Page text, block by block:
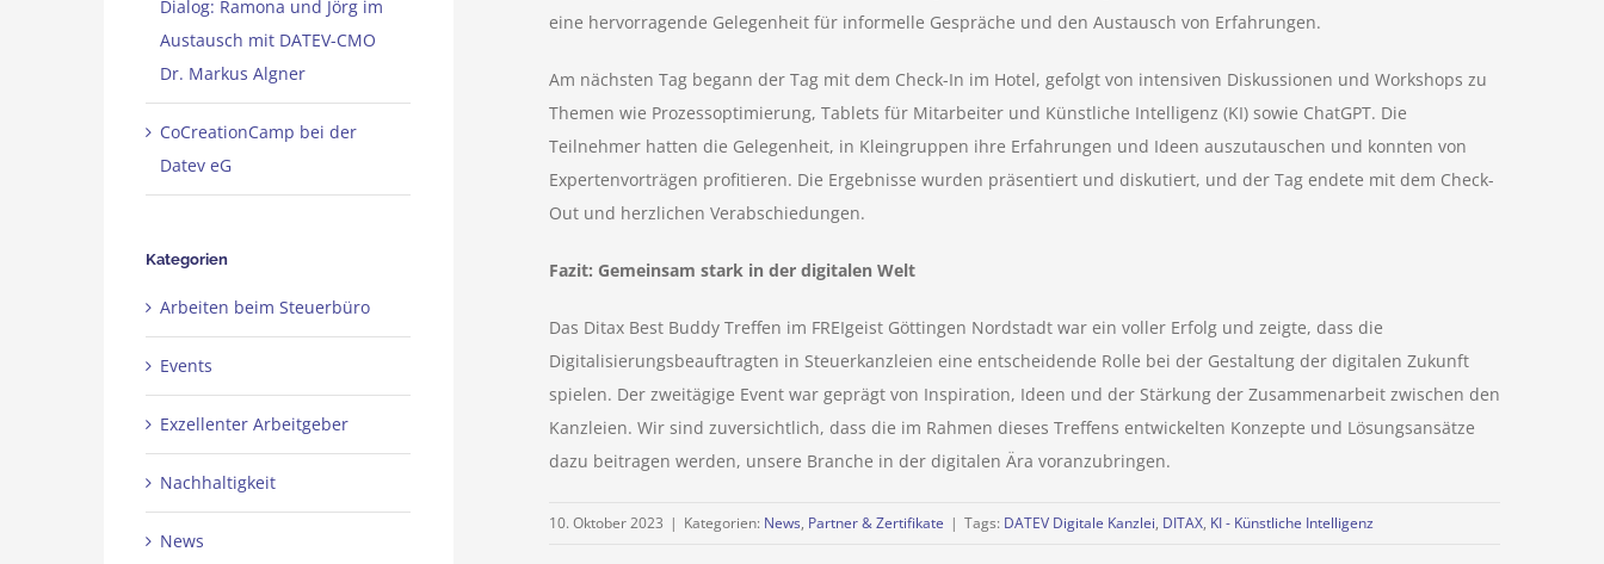
eine hervorragende Gelegenheit für informelle Gespräche und den Austausch von Erfahrungen.
Am nächsten Tag begann der Tag mit dem Check-In im Hotel, gefolgt von intensiven Diskussionen und Workshops zu
Themen wie Prozessoptimierung, Tablets für Mitarbeiter und Künstliche Intelligenz (KI) sowie ChatGPT. Die
Teilnehmer hatten die Gelegenheit, in Kleingruppen ihre Erfahrungen und Ideen auszutauschen und konnten von
Expertenvorträgen profitieren. Die Ergebnisse wurden präsentiert und diskutiert, und der Tag endete mit dem Check-
Out und herzlichen Verabschiedungen.
Fazit: Gemeinsam stark in der digitalen Welt
Das Ditax Best Buddy Treffen im FREIgeist Göttingen Nordstadt war ein voller Erfolg und zeigte, dass die
Digitalisierungsbeauftragten in Steuerkanzleien eine entscheidende Rolle bei der Gestaltung der digitalen Zukunft
spielen. Der zweitägige Event war geprägt von Inspiration, Ideen und der Stärkung der Zusammenarbeit zwischen den
Kanzleien. Wir sind zuversichtlich, dass die im Rahmen dieses Treffens entwickelten Konzepte und Lösungsansätze
dazu beitragen werden, unsere Branche in der digitalen Ära voranzubringen.
10. Oktober 2023 | Kategorien: News, Partner & Zertifikate | Tags: DATEV Digitale Kanzlei, DITAX, KI - Künstliche Intelligenz
Dialog: Ramona und Jörg im
Austausch mit DATEV-CMO
Dr. Markus Algner
CoCreationCamp bei der
Datev eG
Kategorien
Arbeiten beim Steuerbüro
Events
Exzellenter Arbeitgeber
Nachhaltigkeit
News